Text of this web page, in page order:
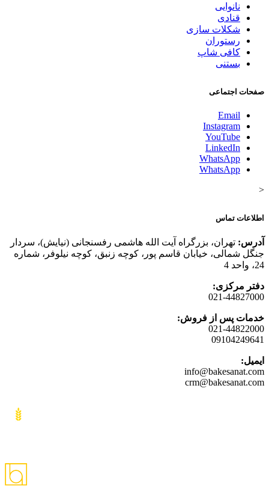
نانوایی
قنادی
شکلات سازی
رستوران
کافی شاپ
بستنی
صفحات اجتماعی
Email
Instagram
YouTube
LinkedIn
WhatsApp
WhatsApp
<
اطلاعات تماس
آدرس: تهران، بزرگراه آیت الله هاشمی رفسنجانی (نیایش)، سردار
جنگل شمالی، خیابان قاسم پور، کوچه زنبق، کوچه نیلوفر، شماره
24، واحد 4
دفتر مرکزی:
021-44827000
خدمات پس از فروش:
021-44822000
09104249641
ایمیل:
info@bakesanat.com
crm@bakesanat.com